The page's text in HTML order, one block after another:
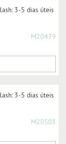
M20479
M20503